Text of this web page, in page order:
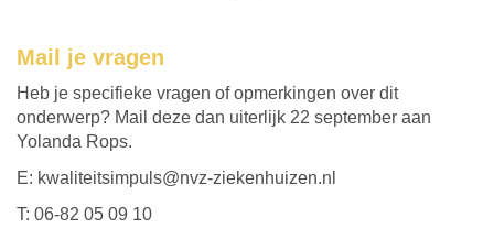
Mail je vragen
Heb je specifieke vragen of opmerkingen over dit
onderwerp? Mail deze dan uiterlijk 22 september aan
Yolanda Rops.
E: kwaliteitsimpuls@nvz-ziekenhuizen.nl
T: 06-82 05 09 10